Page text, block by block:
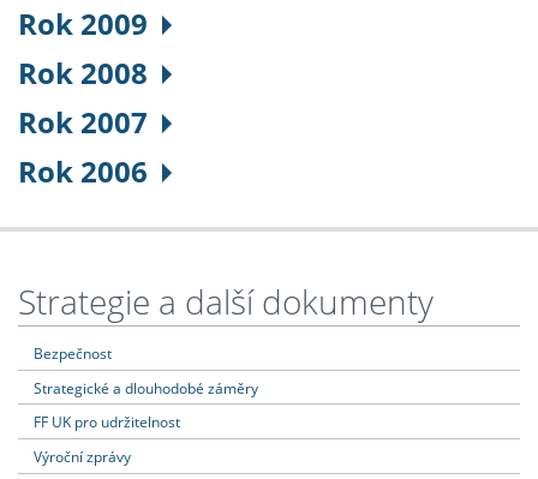
Rok 2009
Rok 2008
Rok 2007
Rok 2006
Strategie a další dokumenty
Bezpečnost
Strategické a dlouhodobé záměry
FF UK pro udržitelnost
Výroční zprávy